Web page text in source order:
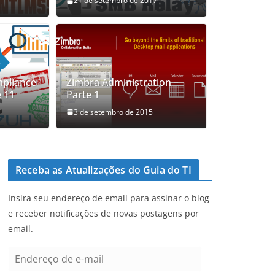
NTLM! Afinal, quem é quem?
Galossi
11
Zimbra Administration –
Parte 1
3 de setembro de 2015
Receba as Atualizações do Guia do TI
Insira seu endereço de email para assinar o blog
e receber notificações de novas postagens por
email.